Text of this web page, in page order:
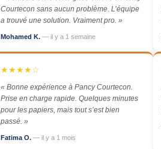
Courtecon sans aucun problème. L’équipe
a trouvé une solution. Vraiment pro. »
Mohamed K. — il y a 1 semaine
★★★★☆
« Bonne expérience à Pancy Courtecon.
Prise en charge rapide. Quelques minutes
pour les papiers, mais tout s’est bien
passé. »
Fatima O. — il y a 1 mois